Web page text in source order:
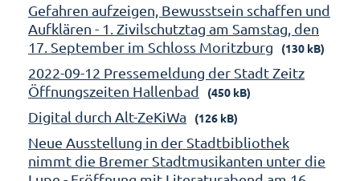
Gefahren aufzeigen, Bewusstsein schaffen und
Aufklären - 1. Zivilschutztag am Samstag, den
17. September im Schloss Moritzburg
(130 kB)
2022-09-12 Pressemeldung der Stadt Zeitz
Öffnungszeiten Hallenbad
(450 kB)
Digital durch Alt-ZeKiWa (126 kB)
Neue Ausstellung in der Stadtbibliothek
nimmt die Bremer Stadtmusikanten unter die